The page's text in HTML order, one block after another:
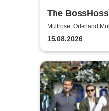
The
Boots - LIVE -
Müllrose, Oderland
15.08.2026